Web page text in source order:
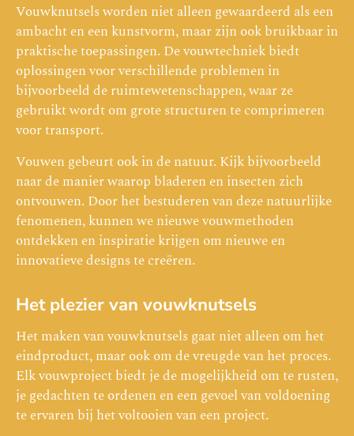
Vouwknutsels worden niet alleen gewaardeerd als een
ambacht en een kunstvorm, maar zijn ook bruikbaar in
praktische toepassingen. De vouwtechniek biedt
oplossingen voor verschillende problemen in
bijvoorbeeld de ruimtewetenschappen, waar ze
gebruikt wordt om grote structuren te comprimeren
voor transport.
Vouwen gebeurt ook in de natuur. Kijk bijvoorbeeld
naar de manier waarop bladeren en insecten zich
ontvouwen. Door het bestuderen van deze natuurlijke
fenomenen, kunnen we nieuwe vouwmethoden
ontdekken en inspiratie krijgen om nieuwe en
innovatieve designs te creëren.
Het plezier van vouwknutsels
Het maken van vouwknutsels gaat niet alleen om het
eindproduct, maar ook om de vreugde van het proces.
Elk vouwproject biedt je de mogelijkheid om te rusten,
je gedachten te ordenen en een gevoel van voldoening
te ervaren bij het voltooien van een project.